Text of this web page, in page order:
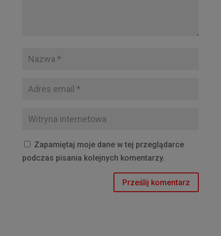
Zapamiętaj moje dane w tej przeglądarce
podczas pisania kolejnych komentarzy.